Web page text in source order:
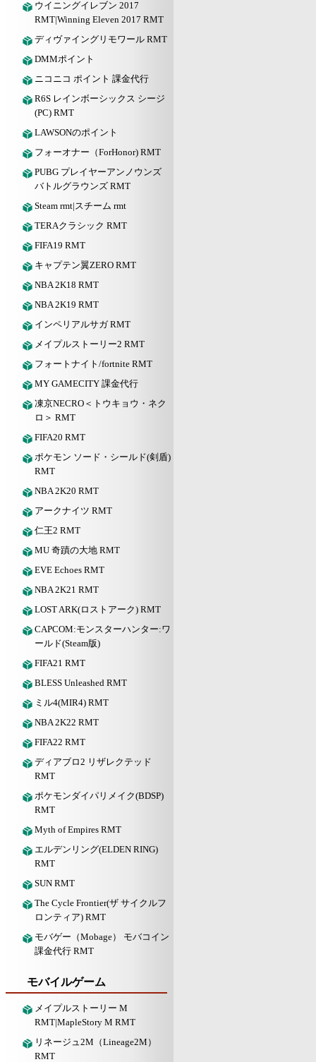
ウイニングイレブン 2017
RMT|Winning Eleven 2017 RMT
ディヴァイングリモワール RMT
DMMポイント
ニコニコ ポイント 課金代行
R6S レインボーシックス シージ
(PC) RMT
LAWSONのポイント
フォーオナー（ForHonor) RMT
PUBG プレイヤーアンノウンズ
バトルグラウンズ RMT
Steam rmt|スチーム rmt
TERAクラシック RMT
FIFA19 RMT
キャプテン翼ZERO RMT
NBA 2K18 RMT
NBA 2K19 RMT
インペリアルサガ RMT
メイプルストーリー2 RMT
フォートナイト/fortnite RMT
MY GAMECITY 課金代行
凍京NECRO＜トウキョウ・ネク
ロ＞ RMT
FIFA20 RMT
ポケモン ソード・シールド(剣盾)
RMT
NBA 2K20 RMT
アークナイツ RMT
仁王2 RMT
MU 奇蹟の大地 RMT
EVE Echoes RMT
NBA 2K21 RMT
LOST ARK(ロストアーク) RMT
CAPCOM:モンスターハンター:ワ
ールド(Steam版)
FIFA21 RMT
BLESS Unleashed RMT
ミル4(MIR4) RMT
NBA 2K22 RMT
FIFA22 RMT
ディアブロ2 リザレクテッド
RMT
ポケモンダイパリメイク(BDSP)
RMT
Myth of Empires RMT
エルデンリング(ELDEN RING)
RMT
SUN RMT
The Cycle Frontier(ザ サイクルフ
ロンティア) RMT
モバゲー（Mobage） モバコイン
課金代行 RMT
モバイルゲーム
メイプルストーリー M
RMT|MapleStory M RMT
リネージュ2M（Lineage2M）
RMT